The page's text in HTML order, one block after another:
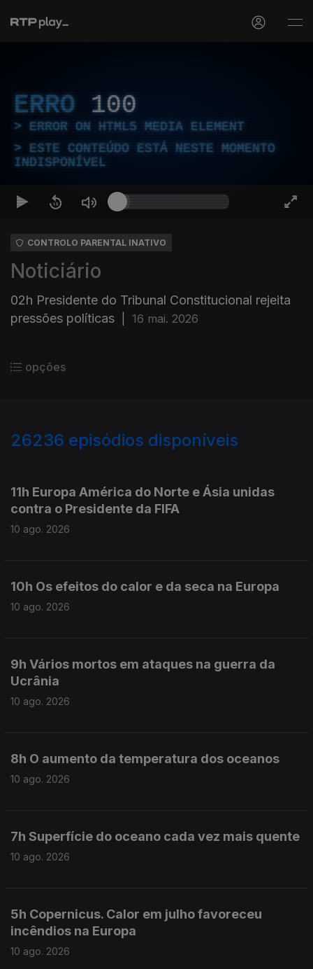
ERRO 100
ERROR ON HTML5 MEDIA ELEMENT
ESTE CONTEÚDO ESTÁ NESTE MOMENTO
INDISPONÍVEL
CONTROLO PARENTAL INATIVO
Noticiário
02h Presidente do Tribunal Constitucional rejeita
pressões políticas
16 mai. 2026
opções
26236 episódios disponíveis
11h Europa América do Norte e Ásia unidas
contra o Presidente da FIFA
10 ago. 2026
10h Os efeitos do calor e da seca na Europa
10 ago. 2026
9h Vários mortos em ataques na guerra da
Ucrânia
10 ago. 2026
8h O aumento da temperatura dos oceanos
10 ago. 2026
7h Superfície do oceano cada vez mais quente
10 ago. 2026
5h Copernicus. Calor em julho favoreceu
incêndios na Europa
10 ago. 2026